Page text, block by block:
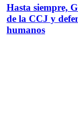
Hasta siempre,
de la CCJ y
humanos